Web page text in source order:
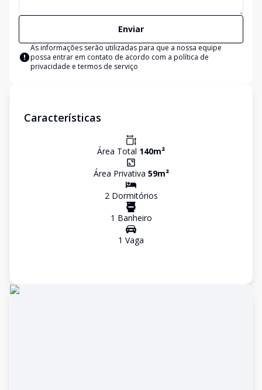
Enviar
As informações serão utilizadas para que a nossa equipe
possa entrar em contato de acordo com a política de
privacidade e termos de serviço
Características
Área Total 140m²
Área Privativa 59m²
2Dormitórios
1 Banheiro
1 Vaga